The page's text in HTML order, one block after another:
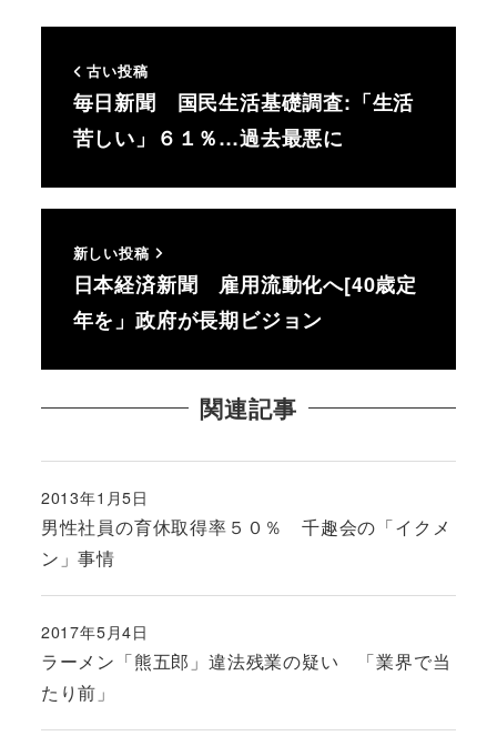
古い投稿
毎日新聞 国民生活基礎調査:「生活
苦しい」６１％…過去最悪に
新しい投稿
日本経済新聞 雇用流動化へ[40歳定
年を」政府が長期ビジョン
関連記事
男性社員の育休取得率５０％ 千趣会の「イクメ
ン」事情
投稿日
2013年1月5日
ラーメン「熊五郎」違法残業の疑い 「業界で当
たり前」
投稿日
2017年5月4日